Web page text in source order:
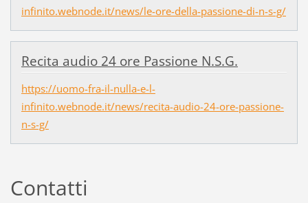
infinito.webnode.it/news/le-ore-della-passione-di-n-s-g/
Recita audio 24 ore Passione N.S.G.
https://uomo-fra-il-nulla-e-l-
infinito.webnode.it/news/recita-audio-24-ore-passione-
n-s-g/
Contatti